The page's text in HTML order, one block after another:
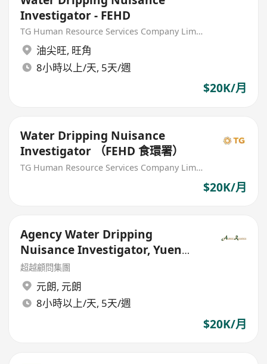
Investigator - FEHD
TG Human Resource Services Company Limited
油尖旺, 旺角
8小時以上/天, 5天/週
$20K/月
Water Dripping Nuisance
Investigator （FEHD 食環署）
TG Human Resource Services Company Limited
$20K/月
Agency Water Dripping
Nuisance Investigator, Yuen
Long - Government Outsourced
超越顧問集團
元朗, 元朗
8小時以上/天, 5天/週
$20K/月